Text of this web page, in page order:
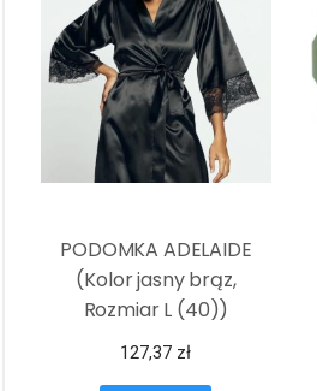
PODOMKA ADELAIDE
(Kolor jasny brąz,
Rozmiar L (40))
127,37 zł